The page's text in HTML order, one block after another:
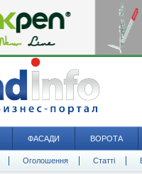
ФАСАДИ ВОРОТА
Оголошення Статті